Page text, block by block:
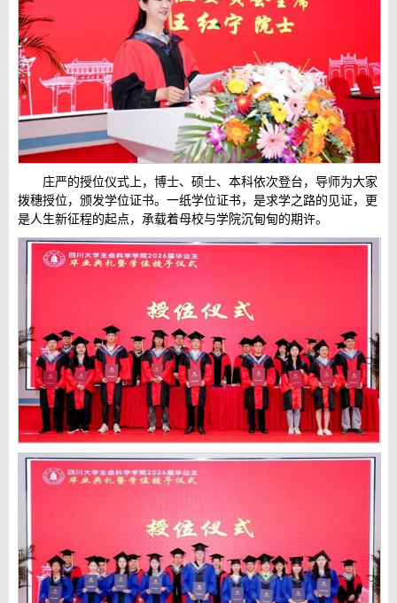
庄严的授位仪式上，博士、硕士、本科依次登台，导师为大家
拨穗授位，颁发学位证书。一纸学位证书，是求学之路的见证，更
是人生新征程的起点，承载着母校与学院沉甸甸的期许。